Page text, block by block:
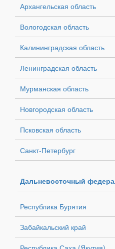
Архангельская область
Вологодская область
Калининградская область
Ленинградская область
Мурманская область
Новгородская область
Псковская область
Санкт-Петербург
Дальневосточный
Республика Бурятия
Забайкальский край